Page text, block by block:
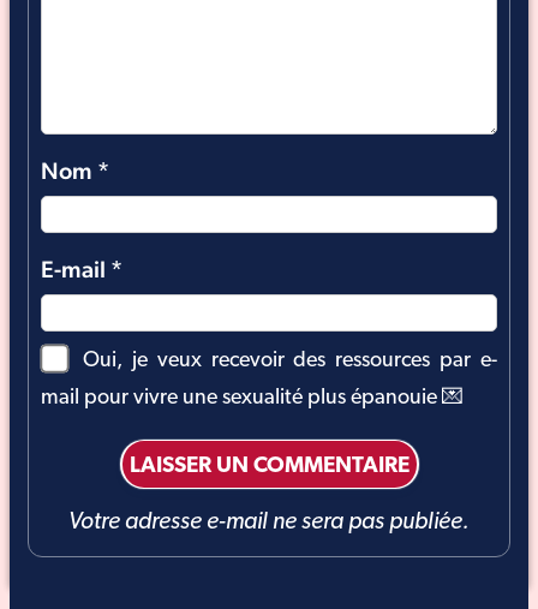
Votre adresse e-mail ne sera pas publiée.
Oui, je veux recevoir des ressources par e-
mail pour vivre une sexualité plus épanouie 💌
Nom *
E-mail *